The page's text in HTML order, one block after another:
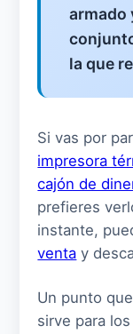
armado
la que
Si vas por
impresora
cajón de
prefieres
instante,
venta y
Un punto
sirve para